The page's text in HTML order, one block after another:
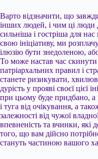
Варто відзначити, що
інших людей, і чим ці люди
сильніша і гостріша для
свою ініціативу, ми
ілюзію бути знедоленою,
То може настав час
патріархальних правил і
станете ризикувати,
дурість у прояві своєї
при цьому буде придбано, а
і туга від очікування, а
залежності від чужої
впевненість та вчинки, які
того, що вам дійсно
стануть частиною вашого